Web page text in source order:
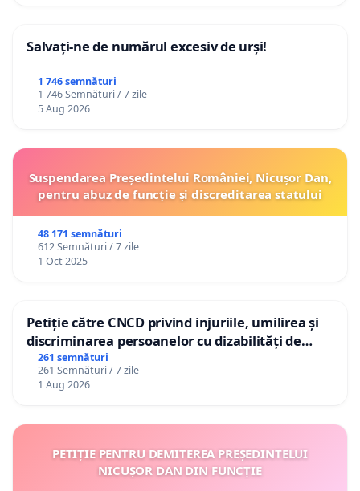
Salvați-ne de numărul excesiv de urși!
1 746 semnături
1 746 Semnături / 7 zile
5 Aug 2026
Suspendarea Președintelui României, Nicușor Dan,
pentru abuz de funcție și discreditarea statului
48 171 semnături
612 Semnături / 7 zile
1 Oct 2025
Petiție către CNCD privind injuriile, umilirea și
discriminarea persoanelor cu dizabilități de
către utilizatorul TikTok „Gorici”
261 semnături
261 Semnături / 7 zile
1 Aug 2026
PETIȚIE PENTRU DEMITEREA PREȘEDINTELUI
NICUȘOR DAN DIN FUNCȚIE